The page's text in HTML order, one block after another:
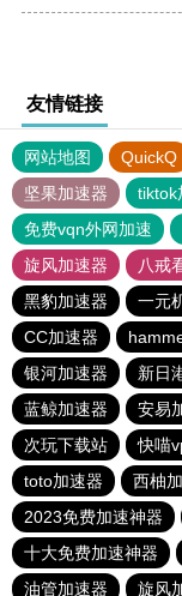
友情链接
网站地图 QuickQ
坚果加速器
tiktok
免费vqn外网加速
旋风加速器
八戒
黑豹加速器
一元
CC加速器
银河加速器
新日
蓝鲸加速器
安易
次玩下载站
快喵
toto加速器
西柚
2023免费加速神器
十大免费加速神器
油管加速器
旋风